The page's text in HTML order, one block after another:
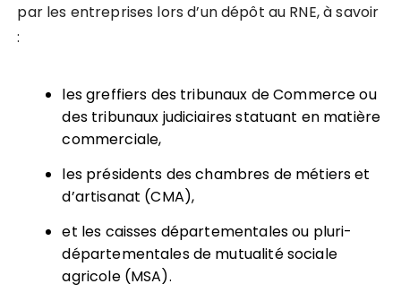
par les entreprises lors d’un dépôt au RNE, à savoir
:
les greffiers des tribunaux de Commerce ou
des tribunaux judiciaires statuant en matière
commerciale,
les présidents des chambres de métiers et
d’artisanat (CMA),
et les caisses départementales ou pluri-
départementales de mutualité sociale
agricole (MSA).